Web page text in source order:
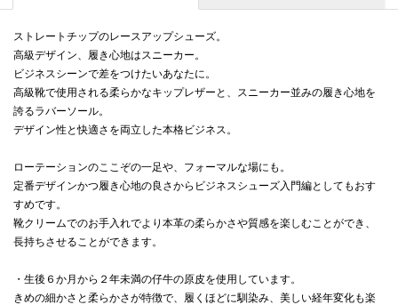
ストレートチップのレースアップシューズ。
高級デザイン、履き心地はスニーカー。
ビジネスシーンで差をつけたいあなたに。
高級靴で使用される柔らかなキップレザーと、スニーカー並みの履き心地を
誇るラバーソール。
デザイン性と快適さを両立した本格ビジネス。
ローテーションのここぞの一足や、フォーマルな場にも。
定番デザインかつ履き心地の良さからビジネスシューズ入門編としてもおす
すめです。
靴クリームでのお手入れでより本革の柔らかさや質感を楽しむことができ、
長持ちさせることができます。
・生後６か月から２年未満の仔牛の原皮を使用しています。
きめの細かさと柔らかさが特徴で、履くほどに馴染み、美しい経年変化も楽